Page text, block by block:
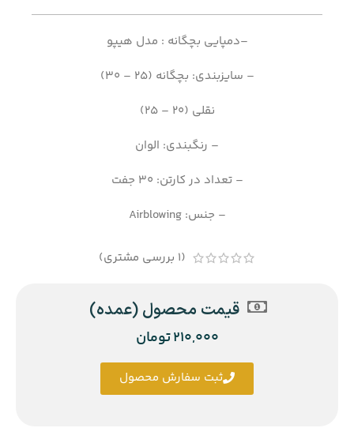
–دمپایی بچگانه : مدل هیپو
– سایزبندی: بچگانه (25 – 30)
نقلی (20 – 25)
– رنگبندی: الوان
– تعداد در کارتن: 30 جفت
– جنس: Airblowing
(
1 بررسی مشتری)
قیمت محصول (عمده)
210,000تومان
ثبت سفارش محصول